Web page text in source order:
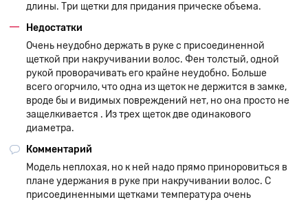
длины. Три щетки для придания прическе объема.
Недостатки
Очень неудобно держать в руке с присоединенной
щеткой при накручивании волос. Фен толстый, одной
рукой проворачивать его крайне неудобно. Больше
всего огорчило, что одна из щеток не держится в замке,
вроде бы и видимых повреждений нет, но она просто не
защелкивается . Из трех щеток две одинакового
диаметра.
Комментарий
Модель неплохая, но к ней надо прямо приноровиться в
плане удержания в руке при накручивании волос. С
присоединенными щетками температура очень